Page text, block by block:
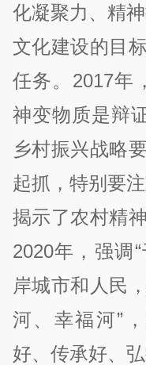
化凝聚力、精
文化建设的目
任务。2017年
神变物质是辩
乡村振兴战略
起抓，特别要
揭示了农村精
2020年，强调
岸城市和人民
河、幸福河”
好、传承好、